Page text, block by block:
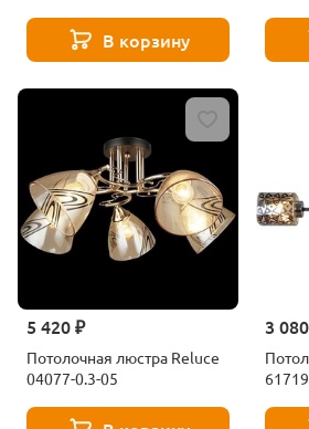
В корзину
5 420 ₽
Потолочная люстра Reluce
04077-0.3-05
3